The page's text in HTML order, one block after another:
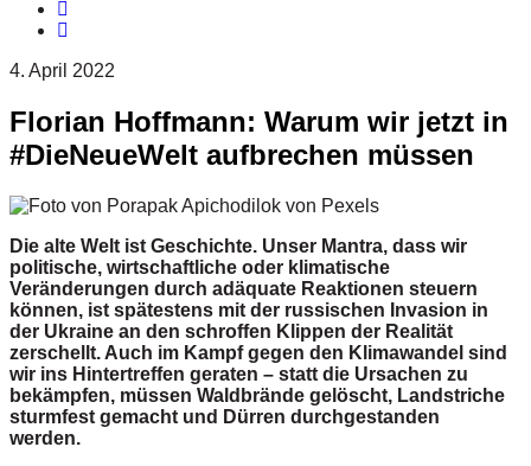
4. April 2022
Florian Hoffmann: Warum wir jetzt in
#DieNeueWelt aufbrechen müssen
Die alte Welt ist Geschichte. Unser Mantra, dass wir
politische, wirtschaftliche oder klimatische
Veränderungen durch adäquate Reaktionen steuern
können, ist spätestens mit der russischen Invasion in
der Ukraine an den schroffen Klippen der Realität
zerschellt. Auch im Kampf gegen den Klimawandel sind
wir ins Hintertreffen geraten – statt die Ursachen zu
bekämpfen, müssen Waldbrände gelöscht, Landstriche
sturmfest gemacht und Dürren durchgestanden
werden.